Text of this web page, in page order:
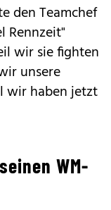
den Teamchef
Rennzeit"
wir sie fighten
unsere
wir haben jetzt
WM-